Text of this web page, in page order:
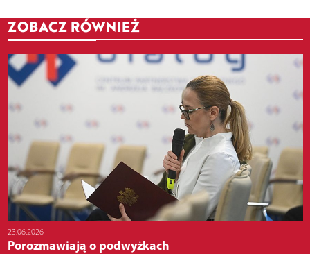
ZOBACZ RÓWNIEŻ
23.06.2026
Porozmawiają o podwyżkach